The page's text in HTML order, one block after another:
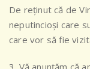
De reținut că de
neputincioși care
care vor să fie